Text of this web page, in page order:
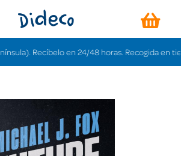
Recíbelo en 24/48 horas. Recogida en